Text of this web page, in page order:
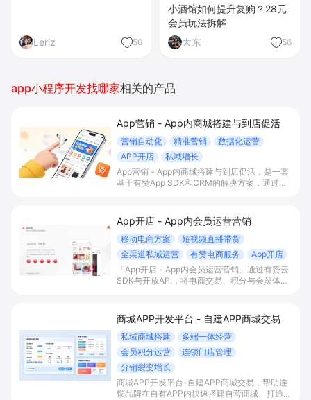
Leriz 50
小酒馆如何提升复购？28元
会员玩法拆解
大东
56
app小程序开发找哪家相关的产品
App营销 - App内商城搭建与到店促活
营销自动化 精准营销
数据化运营
APP开店
私域增长
App营销 - App内商城搭建与到店促活，是一套
基于有赞App SDK和CRM的解决方案，通过在
线上线下运营，提升到店率、复购率和整体
GMV。
App开店 - App内会员运营营销
移动电商方案
短视频直播带货
全渠道私域运营
有赞电商服务
App开店
「App开店 - App内会员运营营销」通过有赞云
SDK与开放API，将电商交易、积分与会员体系
提升变现效率与私域复购率。
商城APP开发平台 - 自建APP商城交易
私域商城搭建
多端一体经营
会员积分运营
连锁门店管理
分销裂变增长
商城APP开发平台-自建APP商城交易，帮助连
锁品牌在自有APP内快速搭建自营商城、打通多